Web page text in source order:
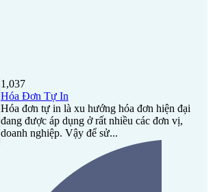
1,037
Hóa Đơn Tự In
Hóa đơn tự in là xu hướng hóa đơn hiện đại
đang được áp dụng ở rất nhiều các đơn vị,
doanh nghiệp. Vậy để sử...